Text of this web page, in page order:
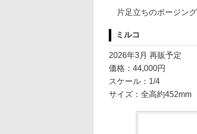
片足立ちのポージング
ミルコ
2026年3月 再販予定
価格：44,000円
スケール：1/4
サイズ：全高約452mm